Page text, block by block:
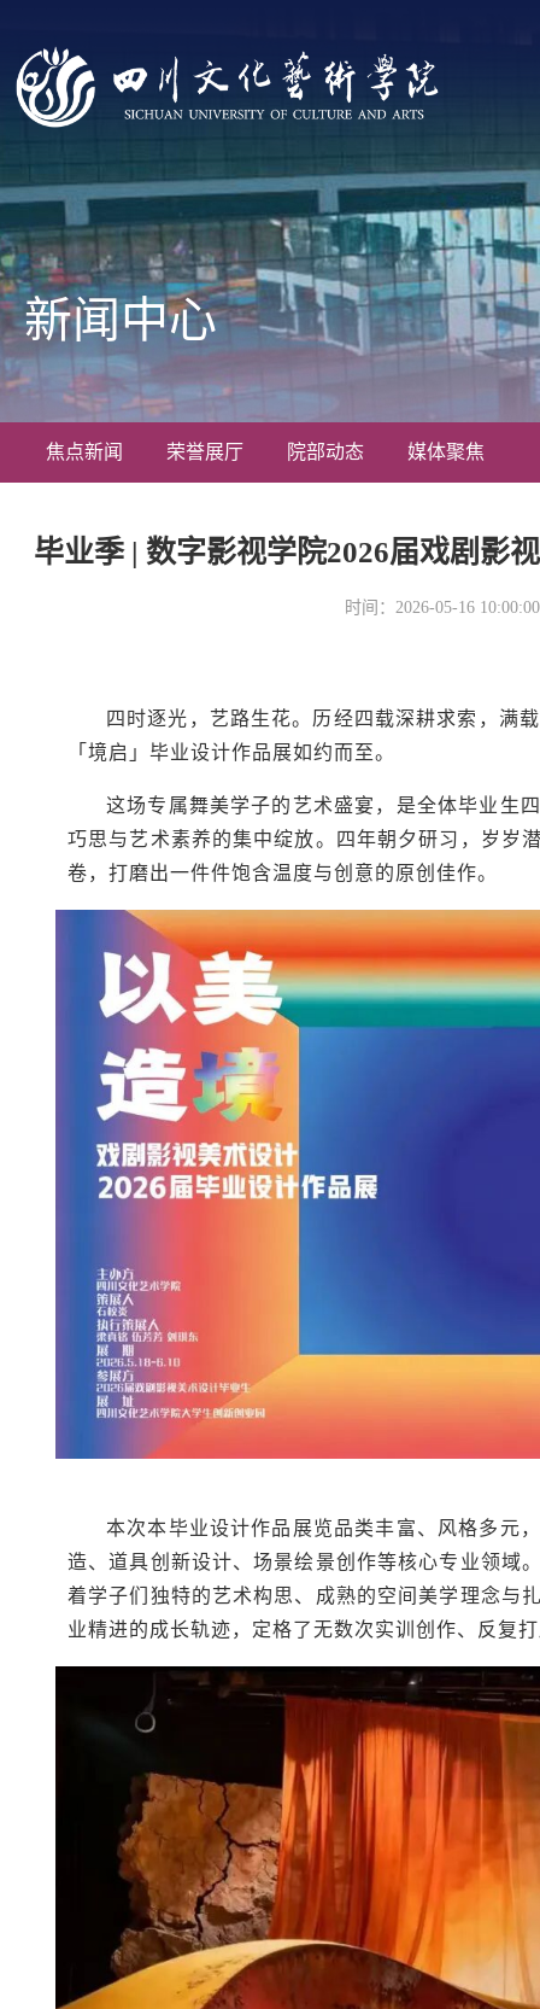
焦点新闻 荣誉展厅 院部动态 媒体聚焦
新闻中心
毕业季 | 数字影视学院2026届戏剧影
时间：2026-05-16
四时逐光，艺路生花。历经四载深耕求索，满
「境启」毕业设计作品展如约而至。
这场专属舞美学子的艺术盛宴，是全体毕业生
巧思与艺术素养的集中绽放。四年朝夕研习，岁岁
卷，打磨出一件件饱含温度与创意的原创佳作。
本次本毕业设计作品展览品类丰富、风格多元
造、道具创新设计、场景绘景创作等核心专业领域
着学子们独特的艺术构思、成熟的空间美学理念与
业精进的成长轨迹，定格了无数次实训创作、反复